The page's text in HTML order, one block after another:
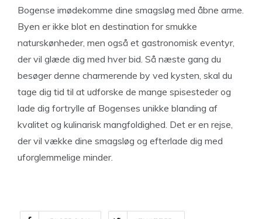
Bogense imødekomme dine smagsløg med åbne arme.
Byen er ikke blot en destination for smukke
naturskønheder, men også et gastronomisk eventyr,
der vil glæde dig med hver bid. Så næste gang du
besøger denne charmerende by ved kysten, skal du
tage dig tid til at udforske de mange spisesteder og
lade dig fortrylle af Bogenses unikke blanding af
kvalitet og kulinarisk mangfoldighed. Det er en rejse,
der vil vække dine smagsløg og efterlade dig med
uforglemmelige minder.